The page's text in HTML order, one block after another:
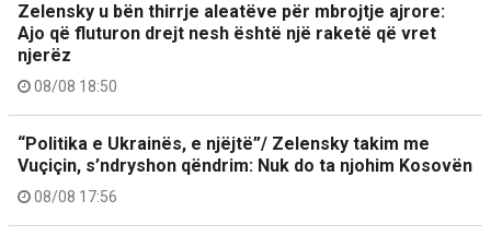
Zelensky u bën thirrje aleatëve për mbrojtje ajrore:
Ajo që fluturon drejt nesh është një raketë që vret
njerëz
08/08 18:50
“Politika e Ukrainës, e njëjtë”/ Zelensky takim me
Vuçiçin, s’ndryshon qëndrim: Nuk do ta njohim Kosovën
08/08 17:56